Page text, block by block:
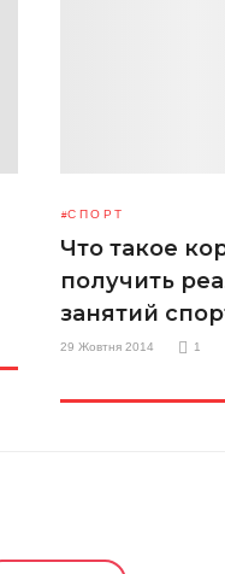
СПОРТ
Что такое
получить
занятий
29 Жовтня 2014 1